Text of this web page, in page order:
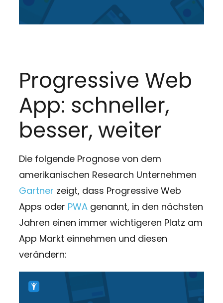
Progressive Web
App: schneller,
besser, weiter
Die folgende Prognose von dem
amerikanischen Research Unternehmen
Gartner zeigt, dass Progressive Web
Apps oder PWAgenannt, in den nächsten
Jahren einen immer wichtigeren Platz am
App Markt einnehmen und diesen
verändern: